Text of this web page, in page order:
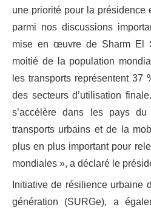
une priorité pour la présidence
parmi nos discussions
mise en œuvre de Sharm El
moitié de la population
les transports représentent 37
des secteurs d’utilisation
s’accélère dans les pays du
transports urbains et de la
plus en plus important pour
mondiales », a déclaré le
Initiative de résilience urbaine
génération (SURGe), a